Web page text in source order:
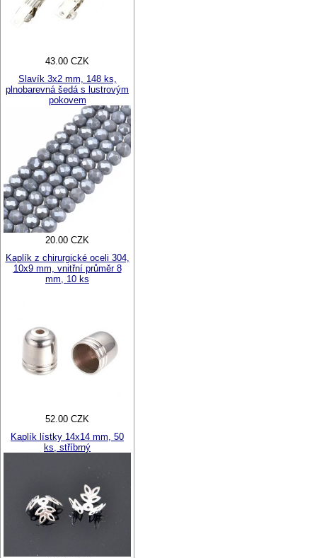
43.00 CZK
Slavík 3x2 mm, 148 ks,
plnobarevná šedá s lustrovým
pokovem
20.00 CZK
Kaplík z chirurgické oceli 304,
10x9 mm, vnitřní průměr 8
mm, 10 ks
52.00 CZK
Kaplík lístky 14x14 mm, 50
ks, stříbrný